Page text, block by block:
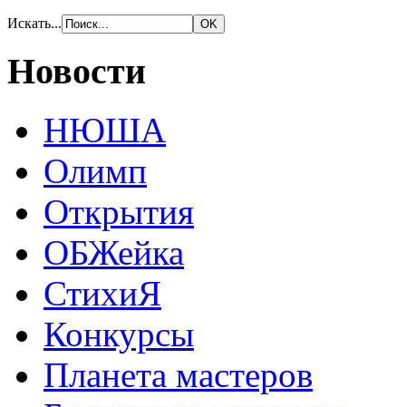
Искать...
Новости
НЮША
Олимп
Открытия
ОБЖейка
СтихиЯ
Конкурсы
Планета мастеров